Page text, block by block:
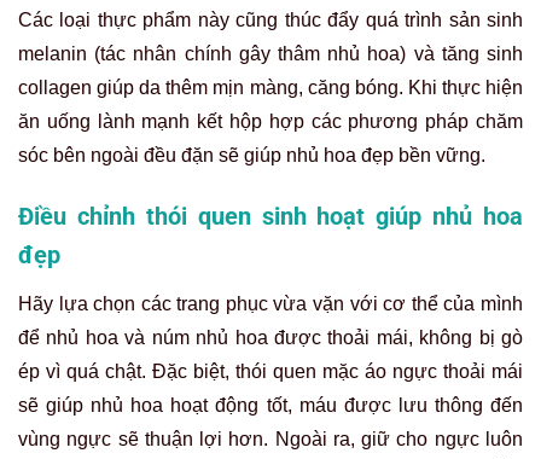
Các loại thực phẩm này cũng thúc đẩy quá trình sản sinh
melanin (tác nhân chính gây thâm nhủ hoa) và tăng sinh
collagen giúp da thêm mịn màng, căng bóng. Khi thực hiện
ăn uống lành mạnh kết hộp hợp các phương pháp chăm
sóc bên ngoài đều đặn sẽ giúp nhủ hoa đẹp bền vững.
Điều chỉnh thói quen sinh hoạt giúp nhủ hoa
đẹp
Hãy lựa chọn các trang phục vừa vặn với cơ thể của mình
để nhủ hoa và núm nhủ hoa được thoải mái, không bị gò
ép vì quá chật. Đặc biệt, thói quen mặc áo ngực thoải mái
sẽ giúp nhủ hoa hoạt động tốt, máu được lưu thông đến
vùng ngực sẽ thuận lợi hơn. Ngoài ra, giữ cho ngực luôn